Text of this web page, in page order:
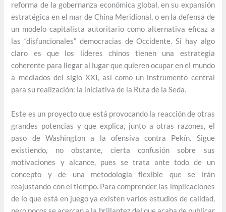
reforma de la gobernanza económica global, en su expansión
estratégica en el mar de China Meridional, o en la defensa de
un modelo capitalista autoritario como alternativa eficaz a
las “disfuncionales” democracias de Occidente. Si hay algo
claro es que los líderes chinos tienen una estrategia
coherente para llegar al lugar que quieren ocupar en el mundo
a mediados del siglo XXI, así como un instrumento central
para su realización: la iniciativa de la Ruta de la Seda.
Este es un proyecto que está provocando la reacción de otras
grandes potencias y que explica, junto a otras razones, el
paso de Washington a la ofensiva contra Pekín. Sigue
existiendo, no obstante, cierta confusión sobre sus
motivaciones y alcance, pues se trata ante todo de un
concepto y de una metodología flexible que se irán
reajustando con el tiempo. Para comprender las implicaciones
de lo que está en juego ya existen varios estudios de calidad,